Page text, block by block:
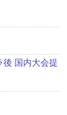
国内大会提